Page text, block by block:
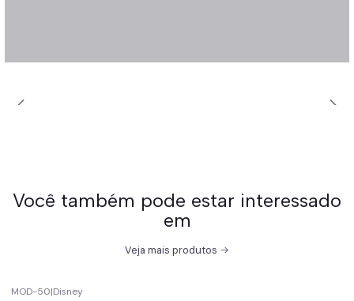
Você também pode estar interessado
em
Veja mais produtos
MOD-50|Disney